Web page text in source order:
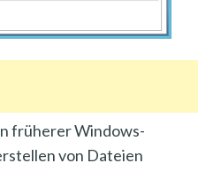
früherer Windows-
von Dateien